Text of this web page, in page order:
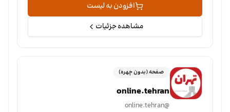
افزودن به لیست
مشاهده جزئیات
صفحه (بدون چهره)
online.tehran
@
online.tehran